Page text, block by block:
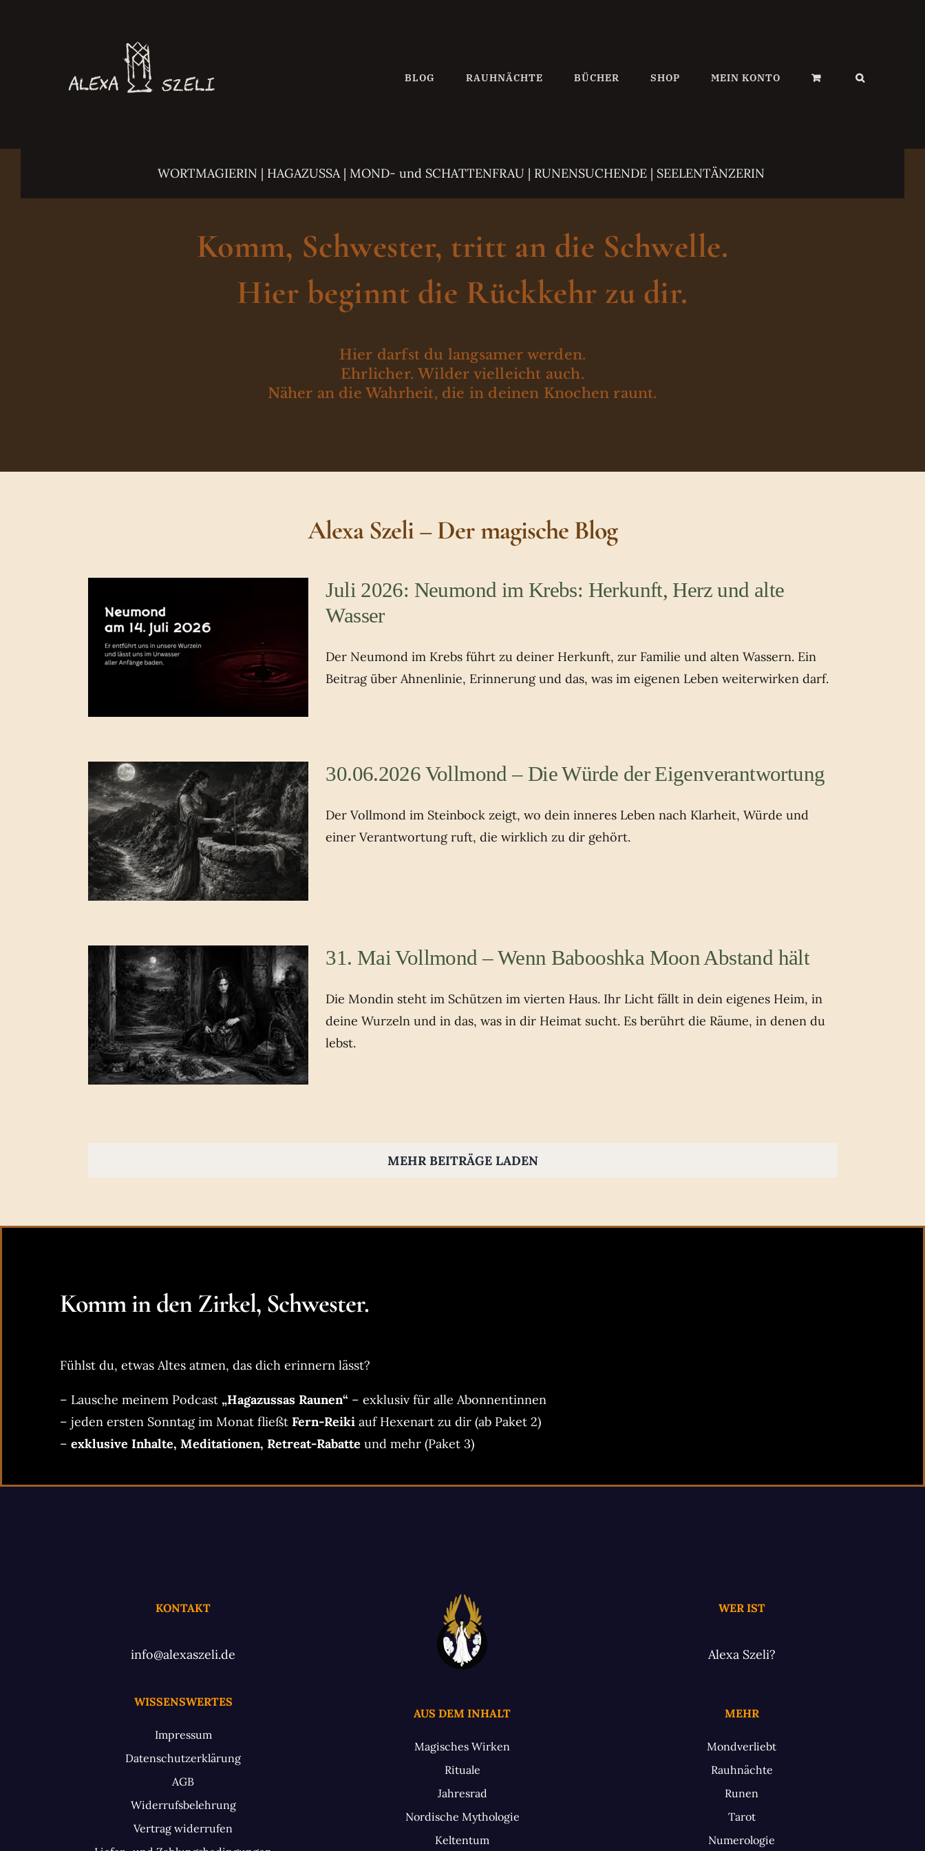
BLOG RAUHNÄCHTE BÜCHER SHOP MEIN KONTO
WORTMAGIERIN | HAGAZUSSA | MOND- und SCHATTENFRAU | RUNENSUCHENDE | SEELENTÄNZERIN
Komm, Schwester, tritt an die Schwelle.
Hier beginnt die Rückkehr zu dir.
Hier darfst du langsamer werden.
Ehrlicher. Wilder vielleicht auch.
Näher an die Wahrheit, die in deinen Knochen raunt.
Alexa Szeli – Der magische Blog
Juli 2026: Neumond im Krebs: Herkunft, Herz und alte
Wasser
Der Neumond im Krebs führt zu deiner Herkunft, zur Familie und alten Wassern. Ein
Beitrag über Ahnenlinie, Erinnerung und das, was im eigenen Leben weiterwirken darf.
30.06.2026 Vollmond – Die Würde der Eigenverantwortung
Der Vollmond im Steinbock zeigt, wo dein inneres Leben nach Klarheit, Würde und
einer Verantwortung ruft, die wirklich zu dir gehört.
31. Mai Vollmond – Wenn Babooshka Moon Abstand hält
Die Mondin steht im Schützen im vierten Haus. Ihr Licht fällt in dein eigenes Heim, in
deine Wurzeln und in das, was in dir Heimat sucht. Es berührt die Räume, in denen du
lebst.
MEHR BEITRÄGE LADEN
Komm in den Zirkel, Schwester.
Fühlst du, etwas Altes atmen, das dich erinnern lässt?
– Lausche meinem Podcast „Hagazussas Raunen“ – exklusiv für alle Abonnentinnen
– jeden ersten Sonntag im Monat fließt Fern-Reikiauf Hexenart zu dir (ab Paket 2)
– exklusive Inhalte, Meditationen, Retreat-Rabatte und mehr (Paket 3)
KONTAKT
info@alexaszeli.de
WER IST
Alexa Szeli?
WISSENSWERTES
Impressum
Datenschutzerklärung
AGB
Widerrufsbelehrung
Vertrag widerrufen
AUS DEM INHALT
Magisches Wirken
Rituale
Jahresrad
Nordische Mythologie
Keltentum
MEHR
Mondverliebt
Rauhnächte
Runen
Tarot
Numerologie